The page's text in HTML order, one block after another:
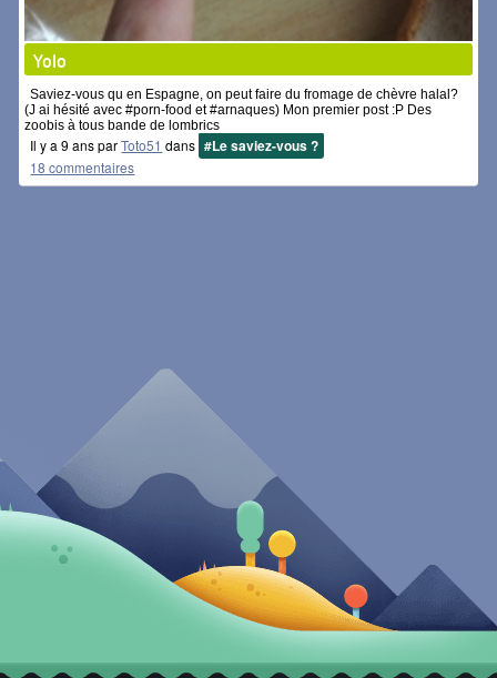
Yolo
Saviez-vous qu en Espagne, on peut faire du fromage de chèvre halal?
(J ai hésité avec #porn-food et #arnaques) Mon premier post :P Des
zoobis à tous bande de lombrics
Il y a 9 ans parToto51 dans #Le saviez-vous ?
18 commentaires